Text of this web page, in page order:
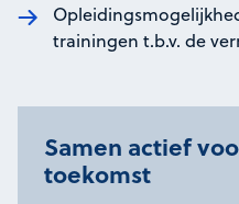
trainingen t.b.v. de
Samen actief
toekomst